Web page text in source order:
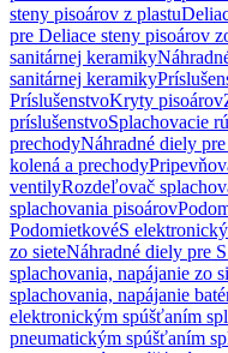
steny pisoárov z plastu
pre Deliace steny pisoárov
sanitárnej keramiky
sanitárnej keramiky
PríslušenstvoKryty pisoárov
príslušenstvoSplachovacie
prechodyNáhradné diely
kolená a prechody
ventilyRozdeľovač
splachovania pisoárov
PodomietkovéS
zo sieteNáhradné diely pre
splachovania, napájanie zo
splachovania, napájanie
elektronickým spúšťaním
pneumatickým spúšťaním